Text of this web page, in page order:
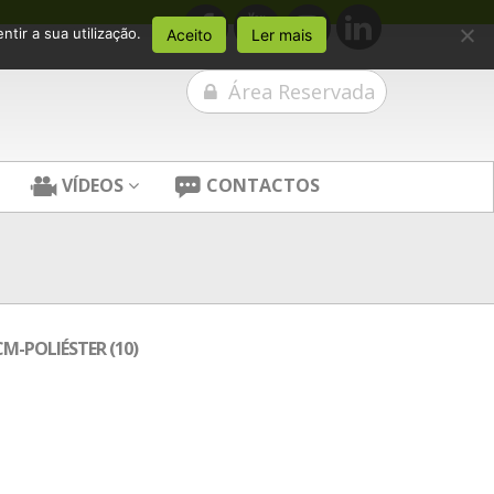
Área Reservada
VÍDEOS CONTACTOS
POLIÉSTER (10)
a sua utilização. Aceito Ler mais